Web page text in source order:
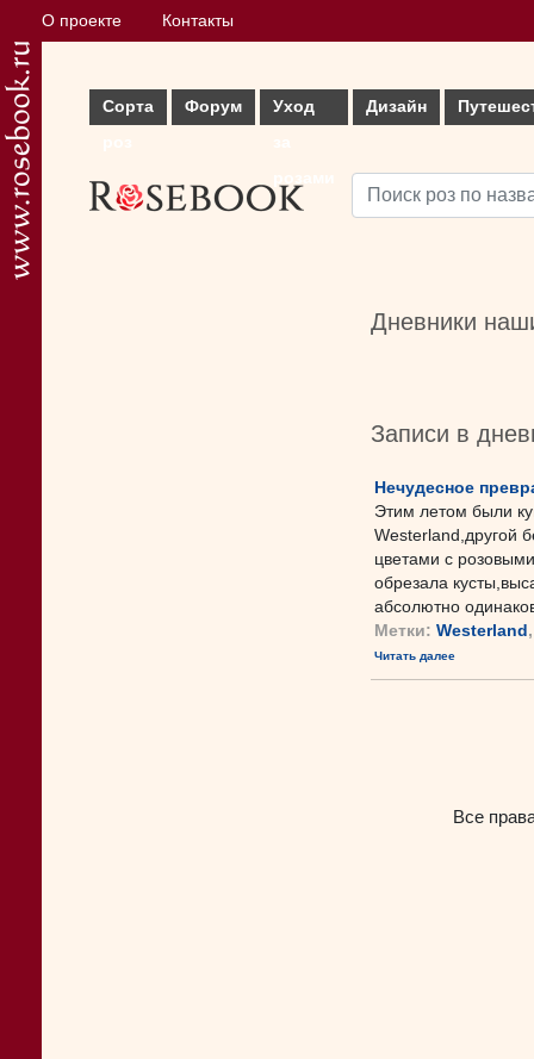
О проекте Контакты
Сорта
Форум
Уход
Дизайн
Дневники
Записи в
Нeчудесное
Этим летом были
Westerland,другой
цветами с
обрезала
абсолютно
Метки: Westerland
Читать далее
Все